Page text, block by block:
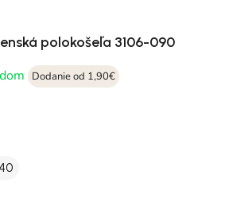
polokošeľa 3106-090
Dodanie od 1,90€